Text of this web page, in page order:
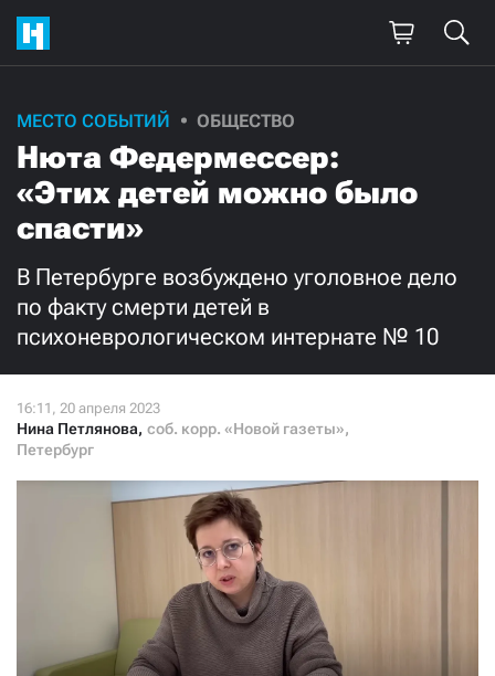
МЕСТО СОБЫТИЙ ОБЩЕСТВО
Нюта Федермессер:
«Этих детей можно было
спасти»
В Петербурге возбуждено уголовное дело
по факту смерти детей в
психоневрологическом интернате № 10
Нина Петлянова, соб. корр. «Новой газеты»,
Петербург
Поддержите
нашу работу!
Ежемесячно Разово
3000
Нажимая кнопку «Стать соучастником»,
СТАТЬ СОУЧАСТНИКОМ
ПОДЕЛИТЬСЯ С ДРУЗЬЯМИ
Если у вас есть вопросы, пишите donate@novayagazeta.ru